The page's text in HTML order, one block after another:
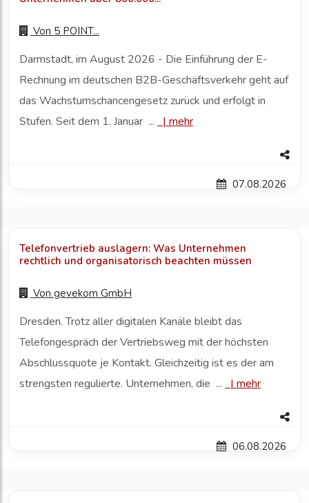
Von 5 POINT...
Darmstadt, im August 2026 - Die Einführung der E-
Rechnung im deutschen B2B-Geschäftsverkehr geht auf
das Wachstumschancengesetz zurück und erfolgt in
Stufen. Seit dem 1. Januar ...
| mehr
07.08.2026
Telefonvertrieb auslagern: Was Unternehmen
rechtlich und organisatorisch beachten müssen
Von gevekom GmbH
Dresden. Trotz aller digitalen Kanäle bleibt das
Telefongespräch der Vertriebsweg mit der höchsten
Abschlussquote je Kontakt. Gleichzeitig ist es der am
strengsten regulierte. Unternehmen, die ...
| mehr
06.08.2026